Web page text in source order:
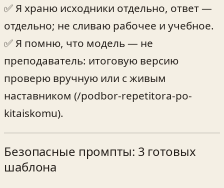
✅ Я храню исходники отдельно, ответ —
отдельно; не сливаю рабочее и учебное.
✅ Я помню, что модель — не
преподаватель: итоговую версию
проверю вручную или с живым
наставником (/podbor-repetitora-po-
kitaiskomu).
Безопасные промпты: 3 готовых
шаблона